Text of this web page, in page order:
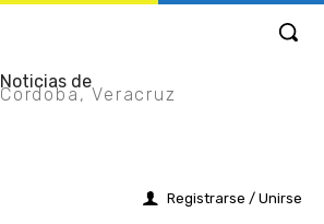
Noticias de
Cordoba, Veracruz
Registrarse / Unirse